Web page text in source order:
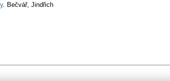
. Bečvář, Jindřich